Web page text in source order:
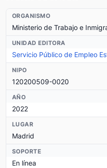
ORGANISMO
Ministerio de Trabajo e
UNIDAD EDITORA
Servicio Público de Empleo
NIPO
120200509-0020
AÑO
2022
LUGAR
Madrid
SOPORTE
En línea